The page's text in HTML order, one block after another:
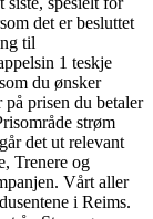
det er besluttet
til
1 teskje
du ønsker
prisen du betaler
strøm
det ut relevant
Trenere og
Vårt aller
i Reims.